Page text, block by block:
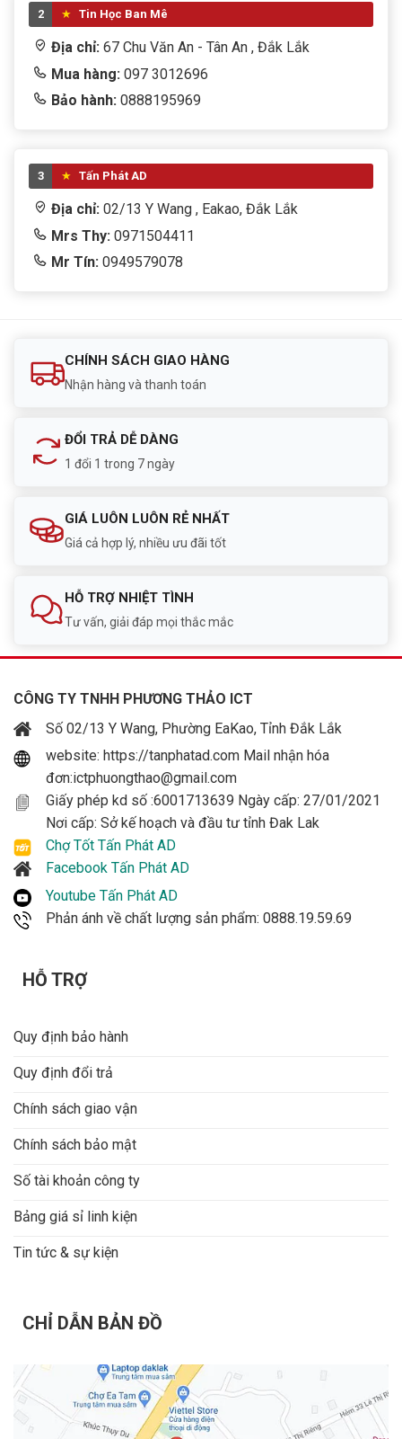
2 Tin Học Ban Mê
Địa chỉ: 67 Chu Văn An - Tân An , Đắk Lắk
Mua hàng: 097 3012696
Bảo hành: 0888195969
3 Tấn Phát AD
Địa chỉ: 02/13 Y Wang , Eakao, Đắk Lắk
Mrs Thy: 0971504411
Mr Tín: 0949579078
CHÍNH SÁCH GIAO HÀNG
Nhận hàng và thanh toán
ĐỔI TRẢ DỄ DÀNG
1 đổi 1 trong 7 ngày
GIÁ LUÔN LUÔN RẺ NHẤT
Giá cả hợp lý, nhiều ưu đãi tốt
HỖ TRỢ NHIỆT TÌNH
Tư vấn, giải đáp mọi thắc mắc
CÔNG TY TNHH PHƯƠNG THẢO ICT
Số 02/13 Y Wang, Phường EaKao, Tỉnh Đắk Lắk
website: https://tanphatad.com Mail nhận hóa
đơn:ictphuongthao@gmail.com
Giấy phép kd số :6001713639 Ngày cấp: 27/01/2021
Nơi cấp: Sở kế hoạch và đầu tư tỉnh Đak Lak
Chợ Tốt Tấn Phát AD
Facebook Tấn Phát AD
Youtube Tấn Phát AD
Phản ánh về chất lượng sản phẩm: 0888.19.59.69
HỖ TRỢ
Quy định bảo hành
Quy định đổi trả
Chính sách giao vận
Chính sách bảo mật
Số tài khoản công ty
Bảng giá sỉ linh kiện
Tin tức & sự kiện
CHỈ DẪN BẢN ĐỒ